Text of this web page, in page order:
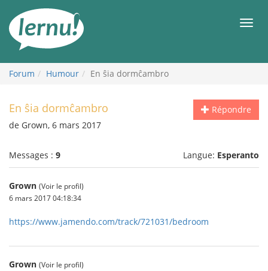
contenu
Forum Humour En ŝia dormĉambro
Répondre
En ŝia dormĉambro
de Grown, 6 mars 2017
Messages : 9 Langue: Esperanto
Grown (Voir le profil)
6 mars 2017 04:18:34
https://www.jamendo.com/track/721031/bedroom
Grown (Voir le profil)